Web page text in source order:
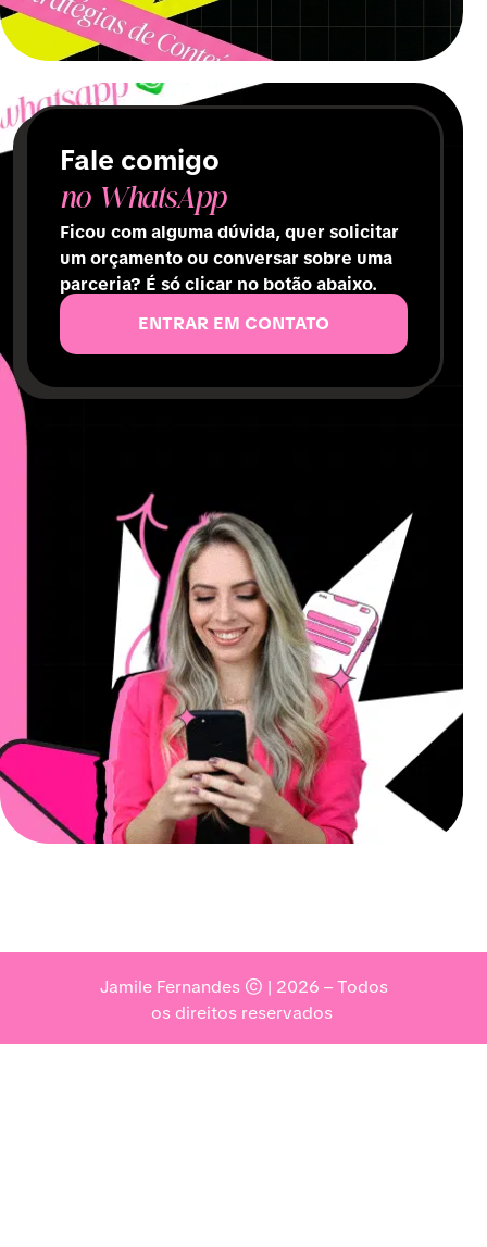
Fale comigo
no WhatsApp
Ficou com alguma dúvida, quer solicitar
um orçamento ou conversar sobre uma
parceria? É só clicar no botão abaixo.
ENTRAR EM CONTATO
Jamile Fernandes © | 2026 – Todos
os direitos reservados